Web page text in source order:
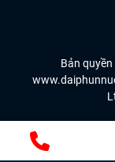
Bản